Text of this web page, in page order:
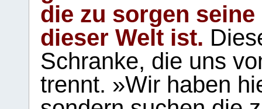
die zu sorgen
dieser Welt ist.
Schranke, die uns
trennt. »Wir haben